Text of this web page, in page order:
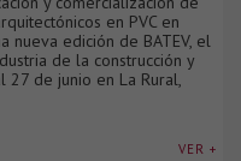
en PVC en
nueva edición de BATEV, el
de la construcción y
de junio en La Rural,
VER +